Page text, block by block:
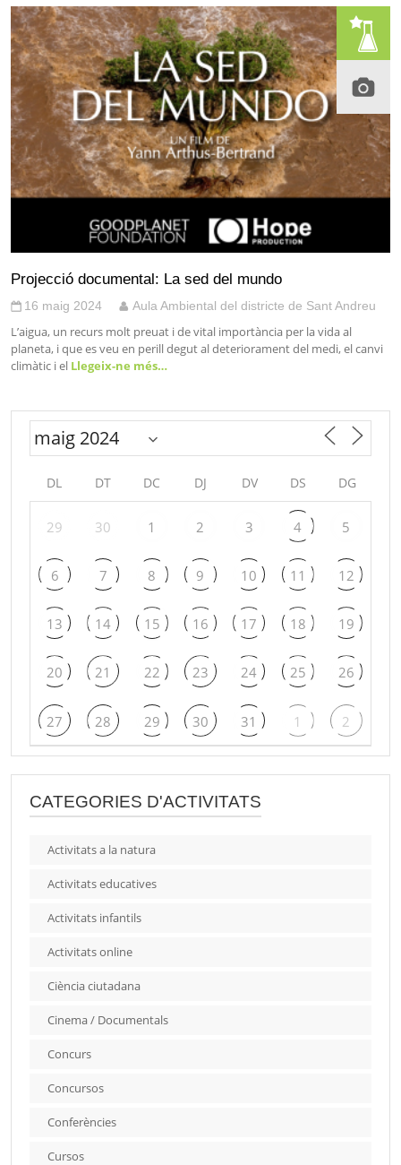
Projecció documental: La sed del mundo
16 maig 2024 Aula Ambiental del districte de Sant Andreu
L’aigua, un recurs molt preuat i de vital importància per la vida al
planeta, i que es veu en perill degut al deteriorament del medi, el canvi
climàtic i el Llegeix-ne més…
DL DT DC DJ DV DS DG
29 30 1 2 3 4 5
6 7 8 9 10 11 12
13 14 15 16 17 18 19
20 21 22 23 24 25 26
27 28 29 30 31 1 2
CATEGORIES D'ACTIVITATS
Activitats a la natura
Activitats educatives
Activitats infantils
Activitats online
Ciència ciutadana
Cinema / Documentals
Concurs
Concursos
Conferències
Cursos